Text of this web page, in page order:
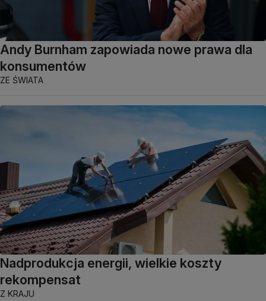
Andy Burnham zapowiada nowe prawa dla
konsumentów
ZE ŚWIATA
Nadprodukcja energii, wielkie koszty
rekompensat
Z KRAJU